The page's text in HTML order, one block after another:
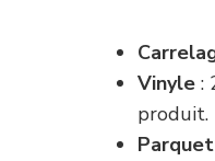
Vinyle :
produit.